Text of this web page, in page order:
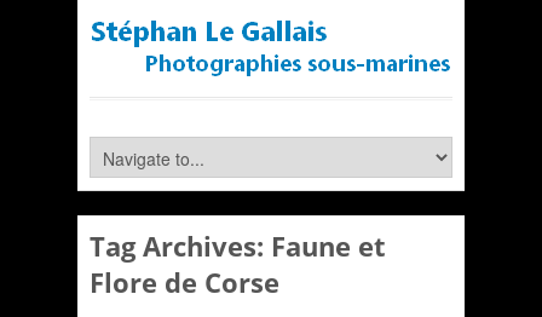
Tag Archives: Faune et
Flore de Corse